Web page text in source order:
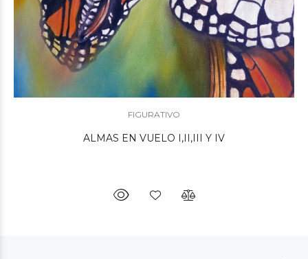
FIGURATIVO
ALMAS EN VUELO I,II,III Y IV